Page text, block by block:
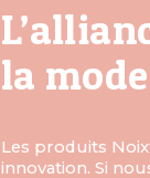
la
Les produits
innovation. Si